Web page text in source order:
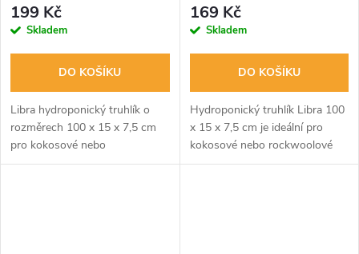
199 Kč
Skladem
DO KOŠÍKU
Libra hydroponický truhlík o
rozměrech 100 x 15 x 7,5 cm
pro kokosové nebo
rockwoolové rohože. Obsahuje
169 Kč
Skladem
DO KOŠÍKU
Hydroponický truhlík Libra 100
x 15 x 7,5 cm je ideální pro
kokosové nebo rockwoolové
rohože. Bez odtokových